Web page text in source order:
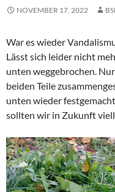
NOVEMBER 17, 2022
War es wieder
Lässt sich leider nicht
unten weggebrochen.
beiden Teile
unten wieder
sollten wir in Zukunft